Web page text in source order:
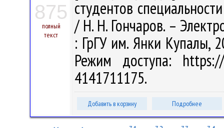
875
полный
текст
студентов
/ Н. Н. Гончаров. –
: ГрГУ им. Янки Купалы,
Режим доступа:
4141711175.
Добавить в корзину Подробнее